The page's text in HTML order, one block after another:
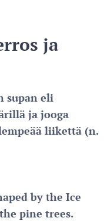
ja
supan eli
ja jooga
liikettä (n.
by the Ice
pine trees.